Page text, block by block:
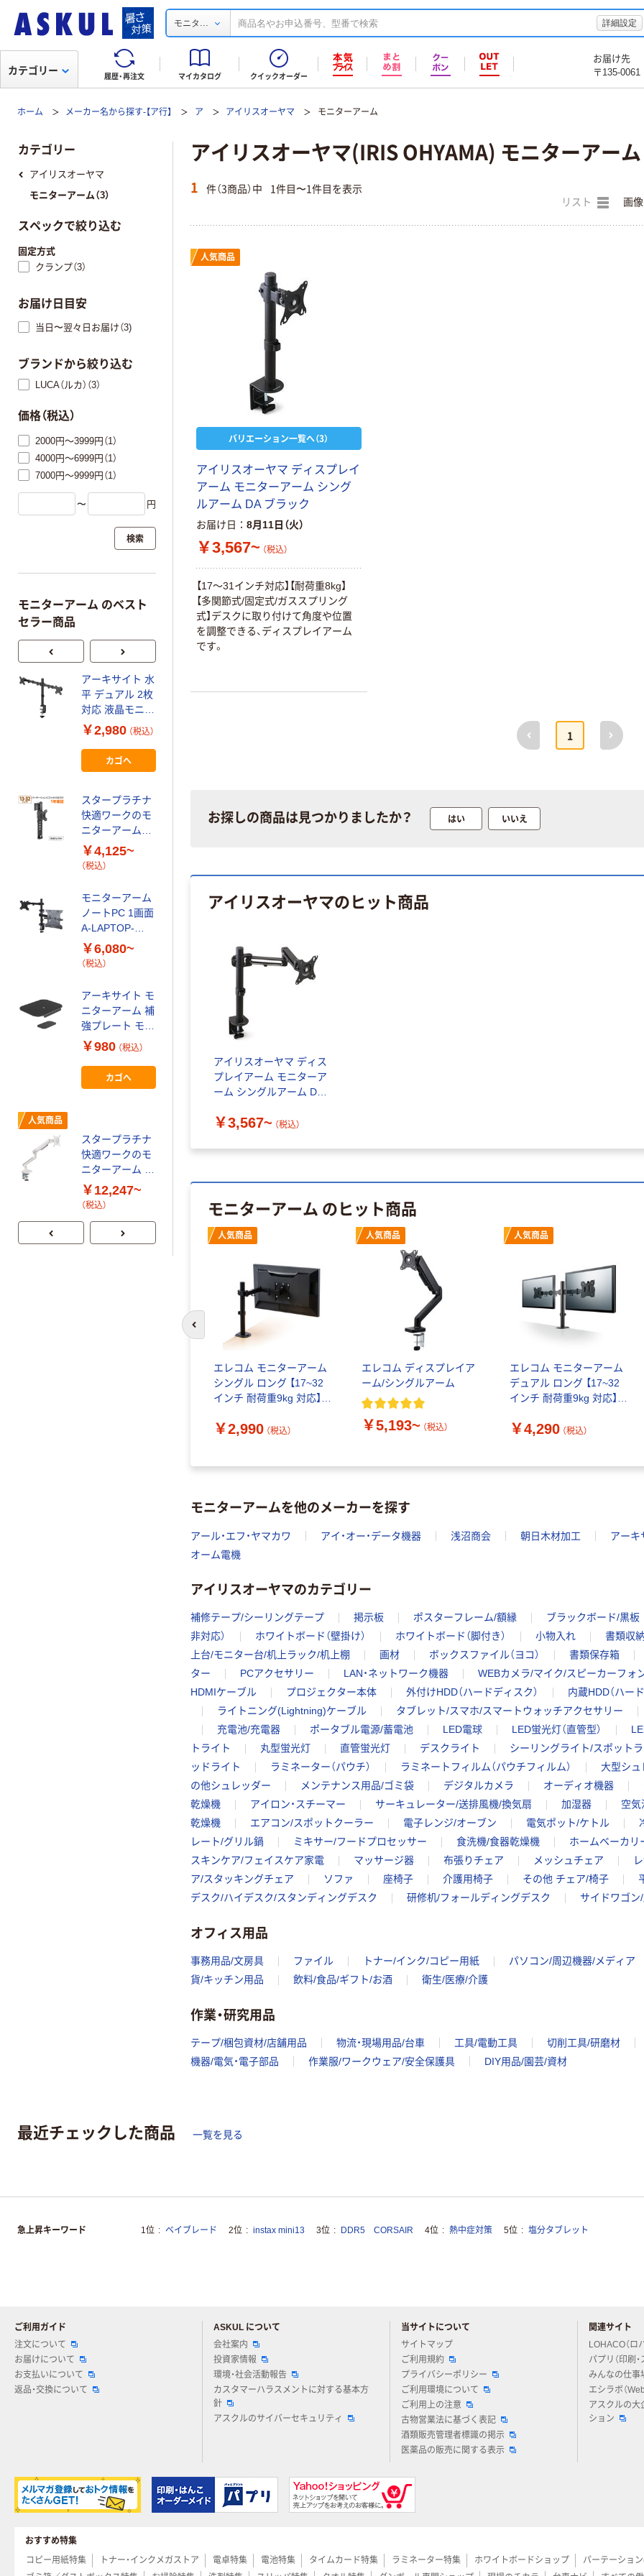
モニタ ... 詳細設定
履歴・再注文 マイカタログ クイックオーダー
お届け先
〒135-0061
カテゴリー
ホーム メーカー名から探す-【ア行】 ア アイリスオーヤマ モニターアーム
アイリスオーヤマ(IRIS OHYAMA) モニターアーム
1 件（3商品）中 1件目〜1件目を表示
リスト 画像
人気商品
バリエーション一覧へ（3）
アイリスオーヤマ ディスプレイ
アーム モニターアーム シング
ルアーム DA ブラック
お届け日 8月11日（火）
￥3,567~ （税込）
【17～31インチ対応】【耐荷重8kg】
【多関節式/固定式/ガススプリング
式】デスクに取り付けて角度や位置
を調整できる、ディスプレイアーム
です。
前へ
1
次へ
お探しの商品は見つかりましたか？ はい いいえ
アイリスオーヤマのヒット商品
アイリスオーヤマ ディス
プレイアーム モニターア
ーム シングルアーム DA
￥3,567~ （税込）
モニターアーム のヒット商品
人気商品
エレコム モニターアーム
シングル ロング 【17~32
インチ 耐荷重9kg 対応】
￥2,990 （税込）
人気商品
エレコム ディスプレイア
ーム/シングルアーム
￥5,193~ （税込）
人気商品
エレコム モニターアーム
デュアル ロング 【17~32
インチ 耐荷重9kg 対応】
￥4,290 （税込）
前のスライドへ
モニターアームを他のメーカーを探す
アール・エフ・ヤマカワ アイ・オー・データ機器 浅沼商会 朝日木材加工 アーキ
オーム電機
アイリスオーヤマのカテゴリー
補修テープ/シーリングテープ 掲示板 ポスターフレーム/額縁 ブラックボード/黒板
非対応）
ホワイトボード（壁掛け） ホワイトボード（脚付き） 小物入れ 書類収納
上台/モニター台/机上ラック/机上棚
画材 ボックスファイル（ヨコ） 書類保存箱
ター
PCアクセサリー LAN・ネットワーク機器 WEBカメラ/マイク/スピーカーフォ
HDMIケーブル
プロジェクター本体 外付けHDD（ハードディスク） 内蔵HDD（ハー
ライトニング(Lightning)ケーブル
タブレット/スマホ/スマートウォッチアクセサリー
充電池/充電器
ポータブル電源/蓄電池 LED電球 LED蛍光灯（直管型）
トライト
丸型蛍光灯 直管蛍光灯 デスクライト シーリングライト/スポット
ッドライト
ラミネーター（パウチ） ラミネートフィルム（パウチフィルム） 大型シュ
の他シュレッダー
メンテナンス用品/ゴミ袋 デジタルカメラ オーディオ機器
乾燥機
アイロン・スチーマー サーキュレーター/送排風機/換気扇 加湿器 空気
乾燥機
エアコン/スポットクーラー 電子レンジ/オーブン 電気ポット/ケトル
レート/グリル鍋
ミキサー/フードプロセッサー 食洗機/食器乾燥機 ホームベーカリ
スキンケア/フェイスケア家電
マッサージ器 布張りチェア メッシュチェア
ア/スタッキングチェア
ソファ 座椅子 介護用椅子 その他 チェア/椅子
デスク/ハイデスク/スタンディングデスク
研修机/フォールディングデスク サイドワゴン
オフィス用品
事務用品/文房具 ファイル トナー/インク/コピー用紙 パソコン/周辺機器/メディア
貨/キッチン用品
飲料/食品/ギフト/お酒 衛生/医療/介護
作業・研究用品
テープ/梱包資材/店舗用品 物流・現場用品/台車 工具/電動工具 切削工具/研磨材
機器/電気・電子部品
作業服/ワークウェア/安全保護具 DIY用品/園芸/資材
カテゴリー
アイリスオーヤマ
モニターアーム（3）
スペックで絞り込む
固定方式
クランプ（3）
お届け日目安
当日〜翌々日お届け（3)
ブランドから絞り込む
LUCA（ルカ）（3）
価格（税込）
2000円～3999円（1）
4000円～6999円（1）
7000円～9999円（1）
〜 円
検索
モニターアーム のベスト
セラー商品
アーキサイト 水
平 デュアル 2枚
対応 液晶モニタ
ーアーム ブラッ
ク AS-
MABH07D 1台
￥2,980 （税込）
カゴへ
スタープラチナ
快適ワークのモ
ニターアーム
TVSOF
￥4,125~
（税込）
モニターアーム
ノートPC 1画面
A-LAPTOP-
DESK-MOUNT
Startech.com
￥6,080~
（税込）
アーキサイト モ
ニターアーム 補
強プレート モニ
タークランプオ
MABO05 1個
￥980 （税込）
カゴへ
人気商品
スタープラチナ
快適ワークのモ
ニターアーム 昇
降アーム
￥12,247~
（税込）
ロング ブラック
CR-LA1009N
￥14,235~
モニターアーム
ブラック エレコ
快適ワークのモ
ニターアーム
モニターアーム
ノートPC 1画面
快適ワークのモ
降アーム
（税込）
最近チェックした商品 一覧を見る
急上昇キーワード 1位 ベイブレード 2位 instax mini13 3位 DDR5 CORSAIR 4位 熱中症対策 5位 塩分タブレット
ご利用ガイド
注文について
お届けについて
お支払いについて
返品・交換について
ASKUL について
会社案内
投資家情報
環境・社会活動報告
カスタマーハラスメントに対する基本方
針
アスクルのサイバーセキュリティ
当サイトについて
サイトマップ
ご利用規約
プライバシーポリシー
ご利用環境について
ご利用上の注意
古物営業法に基づく表記
酒類販売管理者標識の掲示
医薬品の販売に関する表示
関連サイト
LOHACO（ロ
パプリ（印刷・
みんなの仕事
エシラボ（
アスクルの大
ション
おすすめ特集
コピー用紙特集
トナー・インクメガストア 電卓特集 電池特集 タイムカード特集 ラミネーター特集 ホワイトボードショップ パーテーショ